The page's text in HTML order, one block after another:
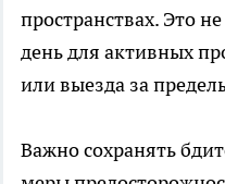
пространствах. Это
день для активных
или выезда за
Важно сохранять